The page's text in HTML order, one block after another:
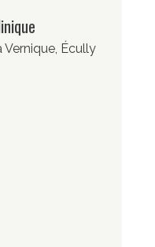
Vernique, Écully